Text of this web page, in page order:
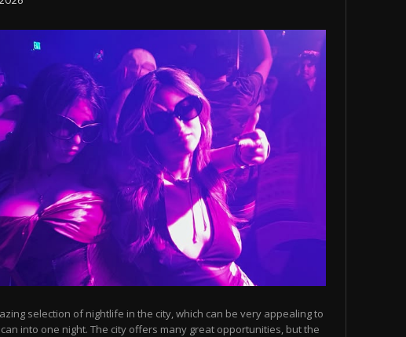
selection of nightlife in the city, which can be very appealing to
into one night. The city offers many great opportunities, but the